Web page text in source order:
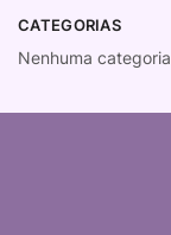
CATEGORIAS
Nenhuma categoria